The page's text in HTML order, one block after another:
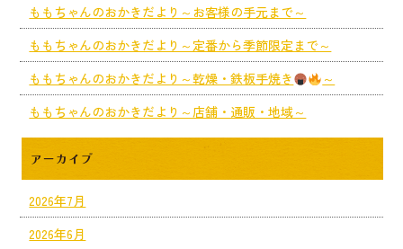
ももちゃんのおかきだより～お客様の手元まで～
ももちゃんのおかきだより～定番から季節限定まで～
ももちゃんのおかきだより～乾燥・鉄板手焼き
～
ももちゃんのおかきだより～店舗・通販・地域～
アーカイブ
2026年7月
2026年6月